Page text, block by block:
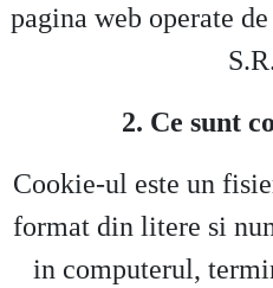
pagina web operate
2. Ce sunt
Cookie-ul este un
format din litere si
in computerul,